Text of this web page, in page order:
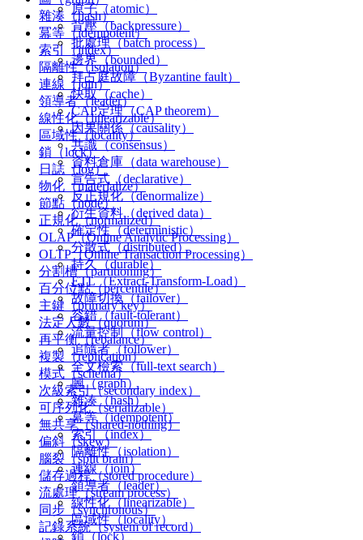
原子（atomic）
背壓（backpressure）
批處理（batch process）
邊界（bounded）
拜占庭故障（Byzantine fault）
快取（cache）
CAP定理（CAP theorem）
因果關係（causality）
共識（consensus）
資料倉庫（data warehouse）
宣告式（declarative）
反正規化（denormalize）
衍生資料（derived data）
確定性（deterministic）
分散式（distributed）
持久（durable）
ETL（Extract-Transform-Load）
故障切換（failover）
容錯（fault-tolerant）
流量控制（flow control）
追隨者（follower）
全文檢索（full-text search）
圖（graph）
雜湊（hash）
冪等（idempotent）
索引（index）
隔離性（isolation）
連線（join）
領導者（leader）
線性化（linearizable）
區域性（locality）
鎖（lock）
雜湊（hash）
冪等（idempotent）
索引（index）
隔離性（isolation）
連線（join）
領導者（leader）
線性化（linearizable）
區域性（locality）
鎖（lock）
日誌（log）
物化（materialize）
節點（node）
正規化（normalized）
OLAP（Online Analytic Processing）
OLTP（Online Transaction Processing）
分割槽（partitioning）
百分位點（percentile）
主鍵（primary key）
法定人數（quorum）
再平衡（rebalance）
複製（replication）
模式（schema）
次級索引（secondary index）
可序列化（serializable）
無共享（shared-nothing）
偏斜（skew）
腦裂（split brain）
儲存過程（stored procedure）
流處理（stream process）
同步（synchronous）
記錄系統（system of record）